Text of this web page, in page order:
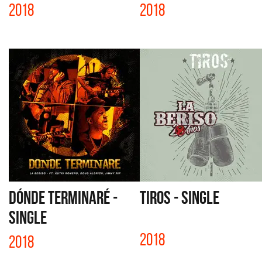
2018 2018
DÓNDE TERMINARÉ -
SINGLE
2018
TIROS - SINGLE
2018